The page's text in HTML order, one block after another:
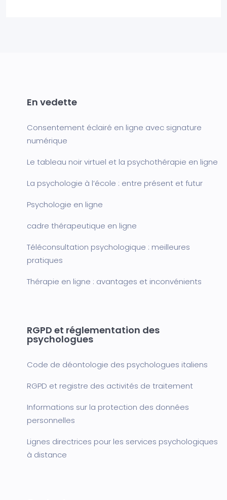
En vedette
Consentement éclairé en ligne avec signature
numérique
Le tableau noir virtuel et la psychothérapie en ligne
La psychologie à l’école : entre présent et futur
Psychologie en ligne
cadre thérapeutique en ligne
Téléconsultation psychologique : meilleures
pratiques
Thérapie en ligne : avantages et inconvénients
RGPD et réglementation des
psychologues
Code de déontologie des psychologues italiens
RGPD et registre des activités de traitement
Informations sur la protection des données
personnelles
Lignes directrices pour les services psychologiques
à distance